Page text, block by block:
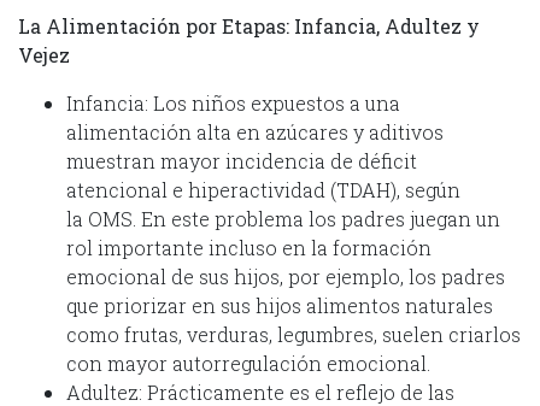
La Alimentación por Etapas: Infancia, Adultez y
Vejez
Infancia: Los niños expuestos a una
alimentación alta en azúcares y aditivos
muestran mayor incidencia de déficit
atencional e hiperactividad (TDAH), según
la OMS. En este problema los padres juegan un
rol importante incluso en la formación
emocional de sus hijos, por ejemplo, los padres
que priorizar en sus hijos alimentos naturales
como frutas, verduras, legumbres, suelen criarlos
con mayor autorregulación emocional.
Adultez: Prácticamente es el reflejo de las